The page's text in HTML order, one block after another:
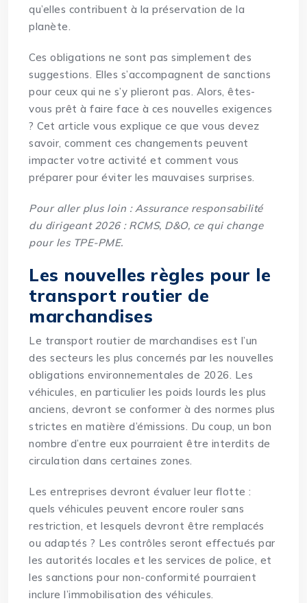
qu’elles contribuent à la préservation de la
planète.
Ces obligations ne sont pas simplement des
suggestions. Elles s’accompagnent de sanctions
pour ceux qui ne s’y plieront pas. Alors, êtes-
vous prêt à faire face à ces nouvelles exigences
? Cet article vous explique ce que vous devez
savoir, comment ces changements peuvent
impacter votre activité et comment vous
préparer pour éviter les mauvaises surprises.
Pour aller plus loin :Assurance responsabilité
du dirigeant 2026 : RCMS, D&O, ce qui change
pour les TPE-PME.
Les nouvelles règles pour le
transport routier de
marchandises
Le transport routier de marchandises est l’un
des secteurs les plus concernés par les nouvelles
obligations environnementales de 2026. Les
véhicules, en particulier les poids lourds les plus
anciens, devront se conformer à des normes plus
strictes en matière d’émissions. Du coup, un bon
nombre d’entre eux pourraient être interdits de
circulation dans certaines zones.
Les entreprises devront évaluer leur flotte :
quels véhicules peuvent encore rouler sans
restriction, et lesquels devront être remplacés
ou adaptés ? Les contrôles seront effectués par
les autorités locales et les services de police, et
les sanctions pour non-conformité pourraient
inclure l’immobilisation des véhicules.